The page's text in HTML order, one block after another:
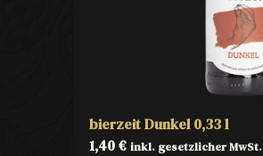
bierzeit Dunkel 0,33 l
1,40€ inkl. gesetzlicher MwSt.